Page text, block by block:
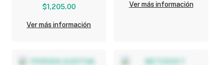
$1,205.00
Ver más información
Ver más información